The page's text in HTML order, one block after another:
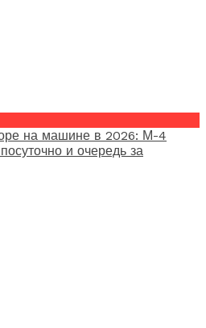
на машине в 2026: М-4
и очередь за